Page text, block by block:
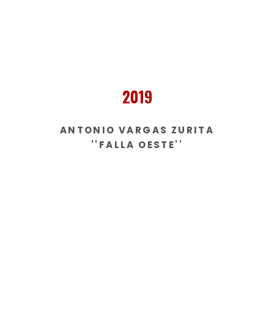
2019
ANTONIO VARGAS ZURITA
''FALLA OESTE''